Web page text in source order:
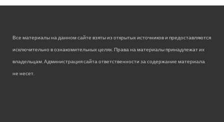
Все материалы на данном сайте взяты из открытых источников и предоставляются
исключительно в ознакомительных целях. Права на материалы принадлежат их
владельцам. Администрация сайта ответственности за содержание материала
не несет.